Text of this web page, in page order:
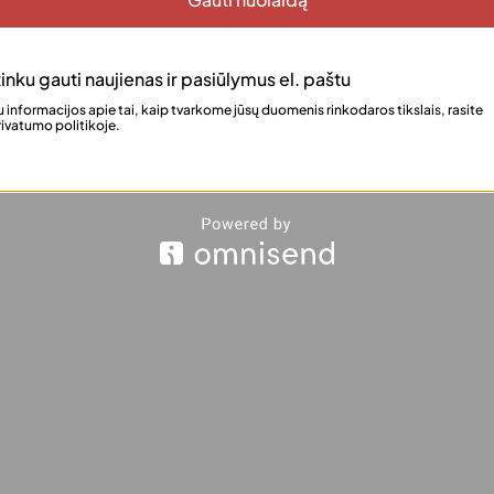
gauti naujienas ir pasiūlymus el. paštu
informacijos apie tai, kaip tvarkome jūsų duomenis rinkodaros tikslais, rasite
politikoje.